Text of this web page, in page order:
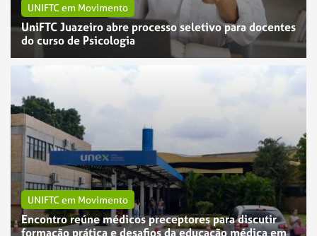
UNIFTC em Movimento
UniFTC Juazeiro abre processo seletivo para docentes
do curso de Psicologia
UNIFTC em Movimento
Encontro reúne médicos preceptores para discutir
formação prática e desafios da educação médica em
UNIFTC em Movimento